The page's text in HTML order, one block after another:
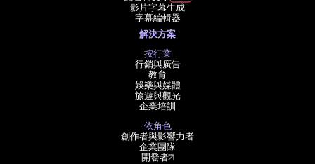
影片字幕生成
字幕編輯器
解決方案
按行業
行銷與廣告
教育
娛樂與媒體
旅遊與觀光
企業培訓
依角色
創作者與影響力者
企業團隊
開發者